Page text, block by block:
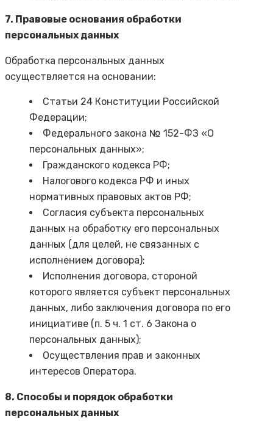
7. Правовые основания обработки
персональных данных
Обработка персональных данных
осуществляется на основании:
Статьи 24 Конституции Российской
Федерации;
Федерального закона № 152-ФЗ «О
персональных данных»;
Гражданского кодекса РФ;
Налогового кодекса РФ и иных
нормативных правовых актов РФ;
Согласия субъекта персональных
данных на обработку его персональных
данных (для целей, не связанных с
исполнением договора);
Исполнения договора, стороной
которого является субъект персональных
данных, либо заключения договора по его
инициативе (п. 5 ч. 1 ст. 6 Закона о
персональных данных);
Осуществления прав и законных
интересов Оператора.
8. Способы и порядок обработки
персональных данных